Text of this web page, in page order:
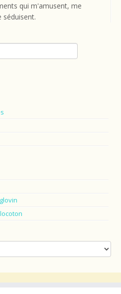
qui m'amusent, me